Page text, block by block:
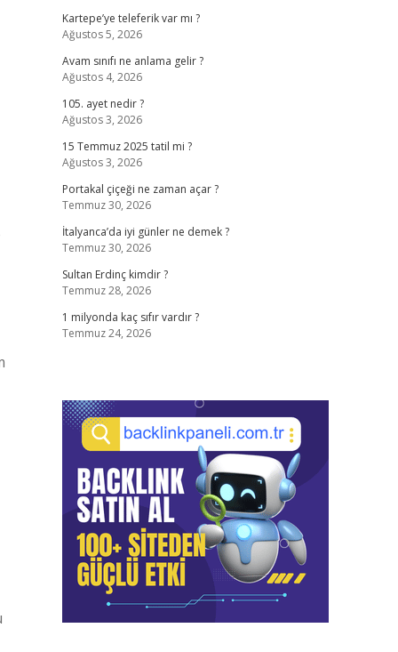
Kartepe’ye teleferik var mı ?
Ağustos 5, 2026
Avam sınıfı ne anlama gelir ?
Ağustos 4, 2026
105. ayet nedir ?
Ağustos 3, 2026
15 Temmuz 2025 tatil mi ?
Ağustos 3, 2026
Portakal çiçeği ne zaman açar ?
Temmuz 30, 2026
İtalyanca’da iyi günler ne demek ?
Temmuz 30, 2026
Sultan Erdinç kimdir ?
Temmuz 28, 2026
1 milyonda kaç sıfır vardır ?
Temmuz 24, 2026